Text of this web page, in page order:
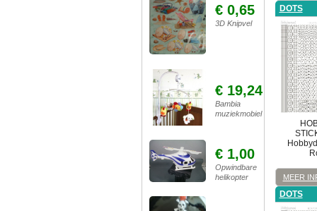
€ 0,65
3D Knipvel
€ 19,24
Bambia
muziekmobiel
€ 1,00
Opwindbare
helikopter
DOTS
MEER
DOTS